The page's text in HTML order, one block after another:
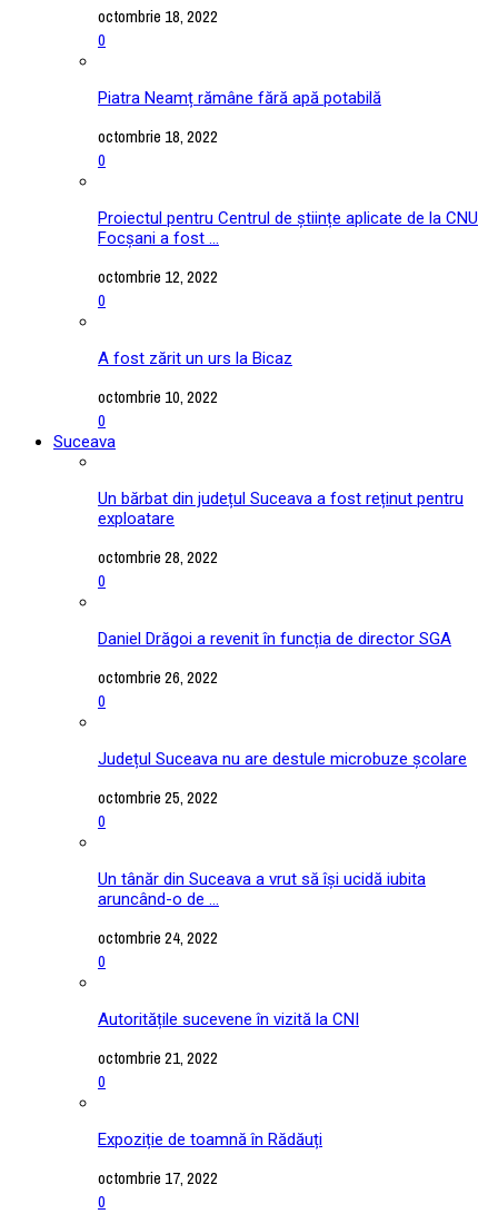
octombrie 18, 2022
0
Piatra Neamț rămâne fără apă potabilă
octombrie 18, 2022
0
Proiectul pentru Centrul de științe aplicate de la CNU
Focșani a fost ...
octombrie 12, 2022
0
A fost zărit un urs la Bicaz
octombrie 10, 2022
0
Suceava
Un bărbat din județul Suceava a fost reținut pentru
exploatare
octombrie 28, 2022
0
Daniel Drăgoi a revenit în funcția de director SGA
octombrie 26, 2022
0
Județul Suceava nu are destule microbuze școlare
octombrie 25, 2022
0
Un tânăr din Suceava a vrut să își ucidă iubita
aruncând-o de ...
octombrie 24, 2022
0
Autoritățile sucevene în vizită la CNI
octombrie 21, 2022
0
Expoziție de toamnă în Rădăuți
octombrie 17, 2022
0